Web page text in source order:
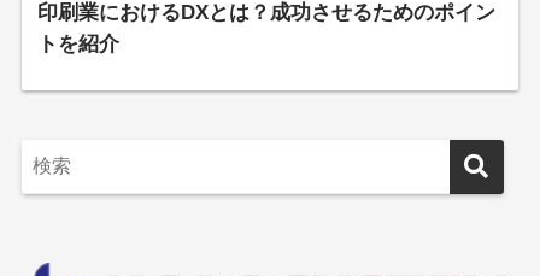
印刷業におけるDXとは？成功させるためのポイン
トを紹介